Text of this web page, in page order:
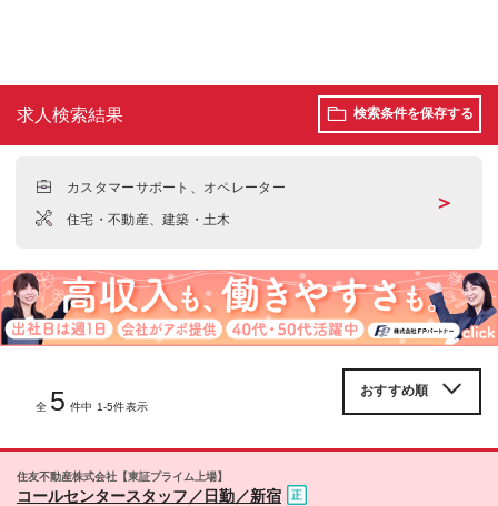
求人検索結果 検索条件を保存する
カスタマーサポート、オペレーター
住宅・不動産、建築・土木
＞
全 5 件中 1-5件表示
住友不動産株式会社【東証プライム上場】
コールセンタースタッフ／日勤／新宿